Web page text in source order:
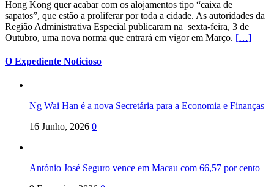
Hong Kong quer acabar com os alojamentos tipo “caixa de
sapatos”, que estão a proliferar por toda a cidade. As autoridades da
Região Administrativa Especial publicaram na sexta-feira, 3 de
Outubro, uma nova norma que entrará em vigor em Março. […]
O Expediente Noticioso
Ng Wai Han é a nova Secretária para a Economia e Finanças
16 Junho, 2026 0
António José Seguro vence em Macau com 66,57 por cento